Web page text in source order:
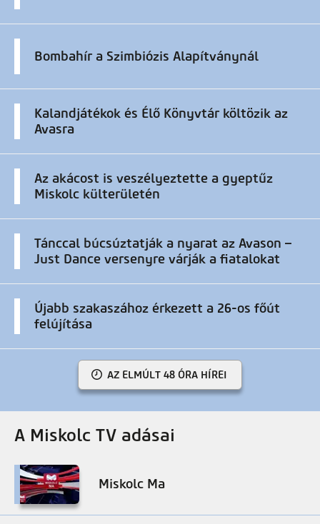
Bombahír a Szimbiózis Alapítványnál
Kalandjátékok és Élő Könyvtár költözik az
Avasra
Az akácost is veszélyeztette a gyeptűz
Miskolc külterületén
Tánccal búcsúztatják a nyarat az Avason –
Just Dance versenyre várják a fiatalokat
Újabb szakaszához érkezett a 26-os főút
felújítása
AZ ELMÚLT 48 ÓRA HÍREI
A Miskolc TV adásai
Miskolc Ma